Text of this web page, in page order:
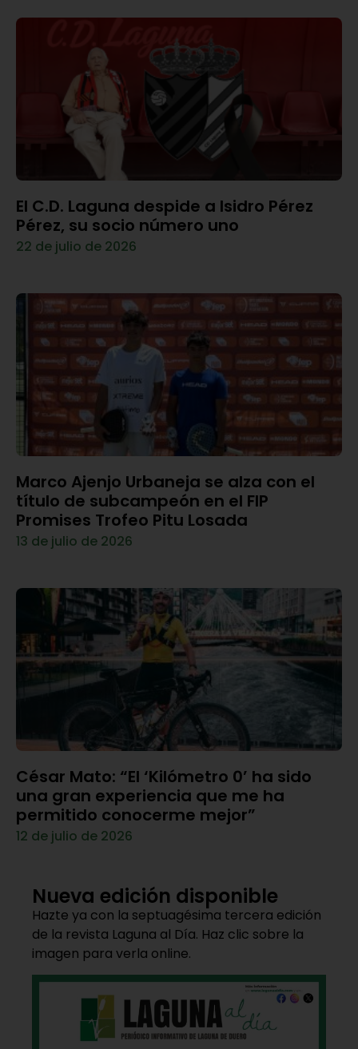
El C.D. Laguna despide a Isidro Pérez
Pérez, su socio número uno
22 de julio de 2026
Marco Ajenjo Urbaneja se alza con el
título de subcampeón en el FIP
Promises Trofeo Pitu Losada
13 de julio de 2026
César Mato: “El ‘Kilómetro 0’ ha sido
una gran experiencia que me ha
permitido conocerme mejor”
12 de julio de 2026
Nueva edición disponible
Hazte ya con la septuagésima tercera edición
de la revista Laguna al Día. Haz clic sobre la
imagen para verla online.